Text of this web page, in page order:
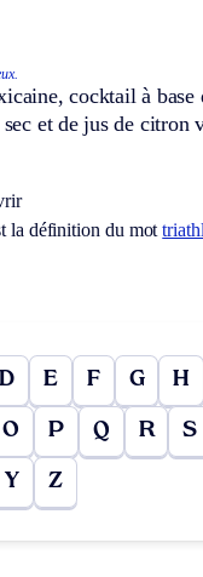
cocktail à base
et de jus de citron
la définition du mot
D E F G H
O P Q R S
Y Z